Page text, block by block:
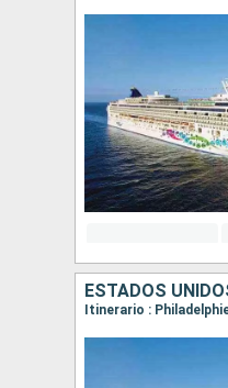
ESTADOS
Itinerario :